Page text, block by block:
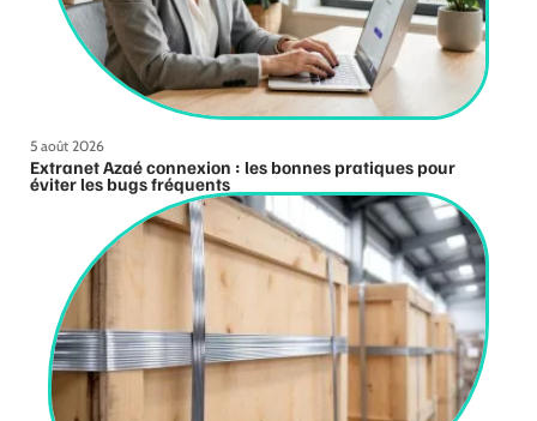
5 août 2026
Extranet Azaé connexion : les bonnes pratiques pour
éviter les bugs fréquents